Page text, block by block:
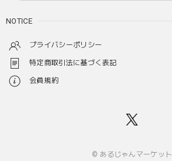
NOTICE
プライバシーポリシー
特定商取引法に基づく表記
会員規約
© あるじゃんマーケット